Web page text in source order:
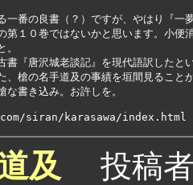
一番の良書（？）ですが、やはり『一
第１０巻ではないかと思います。小便
書『唐沢城老談記』を現代語訳したと
、槍の名手道及の事績を垣間見ること
書き込み。お許しを。
siran/karasawa/index.html
及 投稿